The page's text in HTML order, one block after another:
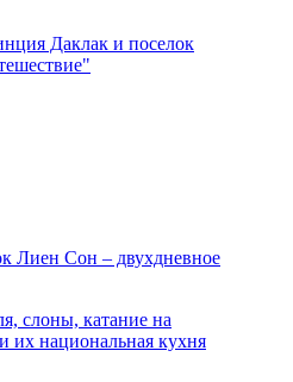
Лиен Сон – двухдневное
слоны, катание на
их национальная кухня